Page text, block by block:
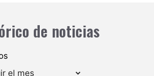
de noticias